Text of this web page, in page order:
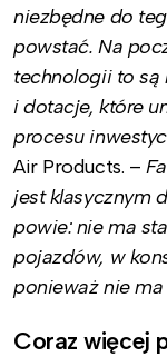
niezbędne do
powstać. Na
technologii to są
i dotacje, które
procesu
Air Products. –
jest klasycznym
powie: nie ma
pojazdów, w
ponieważ nie
Coraz więcej